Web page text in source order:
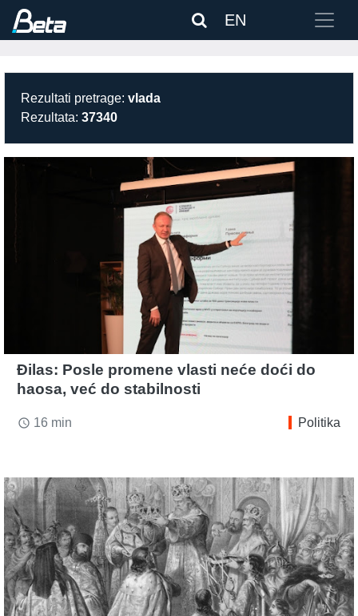
EN
Rezultati pretrage: vlada
Rezultata: 37340
Đilas: Posle promene vlasti neće doći do
haosa, već do stabilnosti
access_time 16 min Politika